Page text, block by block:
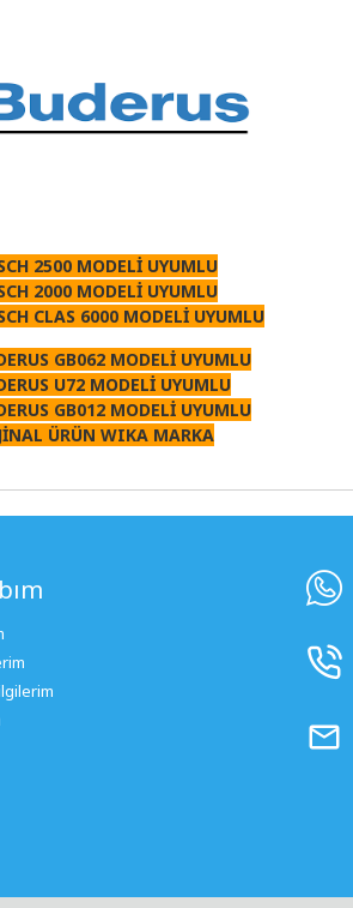
2500 MODELİ UYUMLU
2000 MODELİ UYUMLU
CLAS 6000 MODELİ UYUMLU
GB062 MODELİ UYUMLU
U72 MODELİ UYUMLU
GB012 MODELİ UYUMLU
ÜRÜN WIKA MARKA